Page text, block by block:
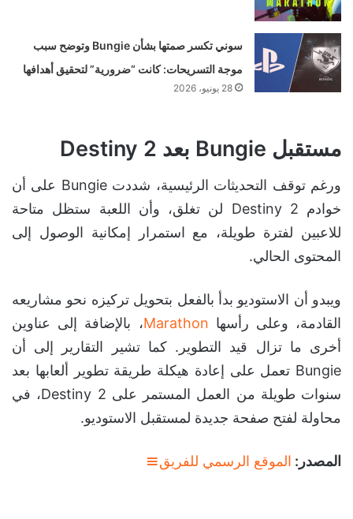
سوني تكسر صمتها بشأن Bungie وتوضح سبب
موجة التسريحات: كانت “ضرورية” لتحقيق أهدافها
28 يونيو، 2026
مستقبل Bungie بعد Destiny 2
ورغم توقف التحديثات الرئيسية، شددت Bungie على أن
خوادم Destiny 2 لن تغلق، وأن اللعبة ستظل متاحة
للاعبين لفترة طويلة، مع استمرار إمكانية الوصول إلى
المحتوى الحالي.
ويبدو أن الاستوديو بدأ بالفعل بتحويل تركيزه نحو مشاريعه
القادمة، وعلى رأسها Marathon، بالإضافة إلى عناوين
أخرى ما تزال قيد التطوير. كما تشير التقارير إلى أن
Bungie تعمل على إعادة هيكلة طريقة تطوير ألعابها بعد
سنوات طويلة من العمل المستمر على Destiny 2، في
محاولة لفتح صفحة جديدة لمستقبل الاستوديو.
المصدر: الموقع الرسمي للفريق